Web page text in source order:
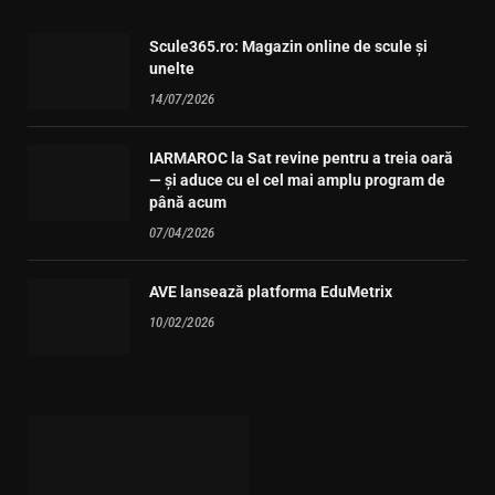
Scule365.ro: Magazin online de scule și
unelte
14/07/2026
IARMAROC la Sat revine pentru a treia oară
— și aduce cu el cel mai amplu program de
până acum
07/04/2026
AVE lansează platforma EduMetrix
10/02/2026